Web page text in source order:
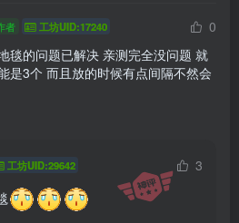
者 工坊UID:17240
0
毯的问题已解决 亲测完全没问题 就
是3个 而且放的时候有点间隔不然会
工坊UID:29642
3